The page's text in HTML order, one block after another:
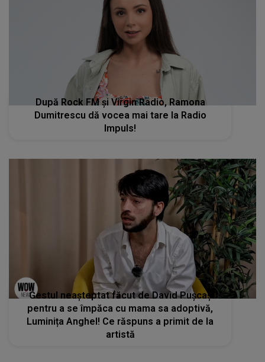
După Rock FM și Virgin Radio, Ramona
Dumitrescu dă vocea mai tare la Radio
Impuls!
Gestul neașteptat făcut de David Pușcaș
pentru a se împăca cu mama sa adoptivă,
Luminița Anghel! Ce răspuns a primit de la
artistă